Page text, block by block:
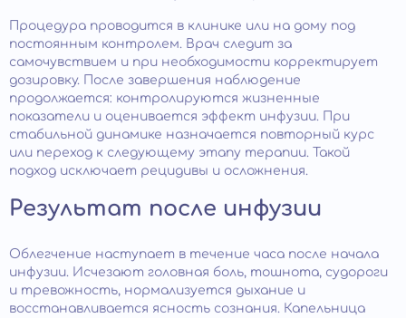
Процедура проводится в клинике или на дому под
постоянным контролем. Врач следит за
самочувствием и при необходимости корректирует
дозировку. После завершения наблюдение
продолжается: контролируются жизненные
показатели и оценивается эффект инфузии. При
стабильной динамике назначается повторный курс
или переход к следующему этапу терапии. Такой
подход исключает рецидивы и осложнения.
Результат после инфузии
Облегчение наступает в течение часа после начала
инфузии. Исчезают головная боль, тошнота, судороги
и тревожность, нормализуется дыхание и
восстанавливается ясность сознания. Капельница